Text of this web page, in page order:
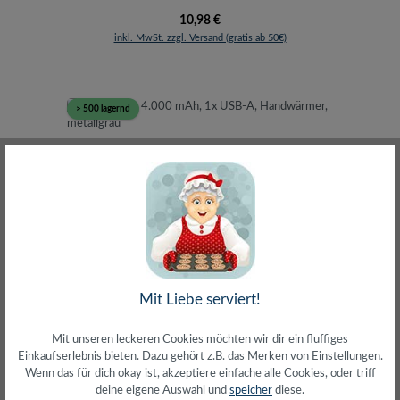
Regulärer Preis:
10,98 €
inkl. MwSt. zzgl. Versand (gratis ab 50€)
> 500 lagernd
Powerbank 4.000 mAh, 1x USB-A, Handwärmer,
Mit Liebe serviert!
Mit unseren leckeren Cookies möchten wir dir ein fluffiges
Einkaufserlebnis bieten. Dazu gehört z.B. das Merken von Einstellungen.
Wenn das für dich okay ist, akzeptiere einfache alle Cookies, oder triff
deine eigene Auswahl und speicher diese.